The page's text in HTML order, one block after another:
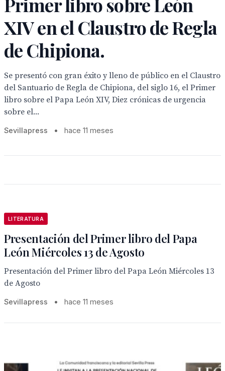
XIV en el Claustro de Regla
de Chipiona.
Se presentó con gran éxito y lleno de público en el Claustro
del Santuario de Regla de Chipiona, del siglo 16, el Primer
libro sobre el Papa León XIV, Diez crónicas de urgencia
sobre el...
Sevillapress • hace 11 meses
LITERATURA
Presentación del Primer libro del Papa
León Miércoles 13 de Agosto
Presentación del Primer libro del Papa León Miércoles 13
de Agosto
Sevillapress • hace 11 meses